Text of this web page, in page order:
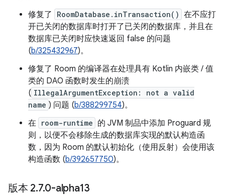
修复了
RoomDatabase.inTransaction() 在不应打
开已关闭的数据库时打开了已关闭的数据库，并且在
数据库已关闭时应快速返回 false 的问题
(b/325432967)。
修复了 Room 的编译器在处理具有 Kotlin 内嵌类 / 值
类的 DAO 函数时发生的崩溃
( IllegalArgumentException: not a valid
name ) 问题 (b/388299754)。
在 room-runtime 的 JVM 制品中添加 Proguard 规
则，以便不会移除生成的数据库实现的默认构造函
数，因为 Room 的默认初始化（使用反射）会使用该
构造函数 (b/392657750)。
版本 2.7.0-alpha13